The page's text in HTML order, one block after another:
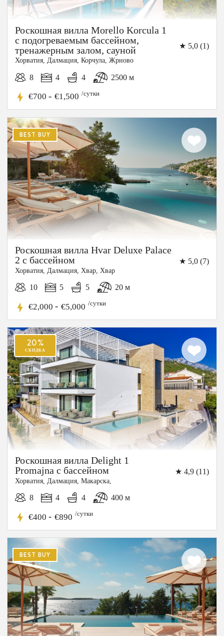
5%
СКИДКА
10%
СКИДКА
Роскошная вилла Morello Korcula 1
с подогреваемым бассейном,
тренажерным залом, сауной
★ 5,0 (1)
Хорватия, Далмация, Корчула, Жрново
8 4 4 2500 м
€700 - €1,500 /сутки
BEST BUY
Роскошная вилла Hvar Deluxe Palace
2 с бассейном
★ 5,0 (7)
Хорватия, Далмация, Хвар, Хвар
10 5 5 20 м
€2,000 - €5,000 /сутки
Роскошная вилла Delight 1
Promajna с бассейном
★ 4,9 (11)
Хорватия, Далмация, Макарска,
8 4 4 400 м
€400 - €890 /сутки
BEST BUY